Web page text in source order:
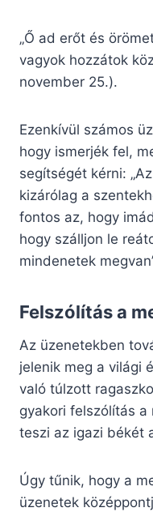
„Ő ad erőt és
vagyok hozzátok
november 25.).
Ezenkívül számos
hogy ismerjék fel,
segítségét kérni:
kizárólag a
fontos az, hogy
hogy szálljon le
mindenetek
Felszólítás a
Az üzenetekben
jelenik meg a világi
való túlzott
gyakori felszólítás a
teszi az igazi békét
Úgy tűnik, hogy a
üzenetek